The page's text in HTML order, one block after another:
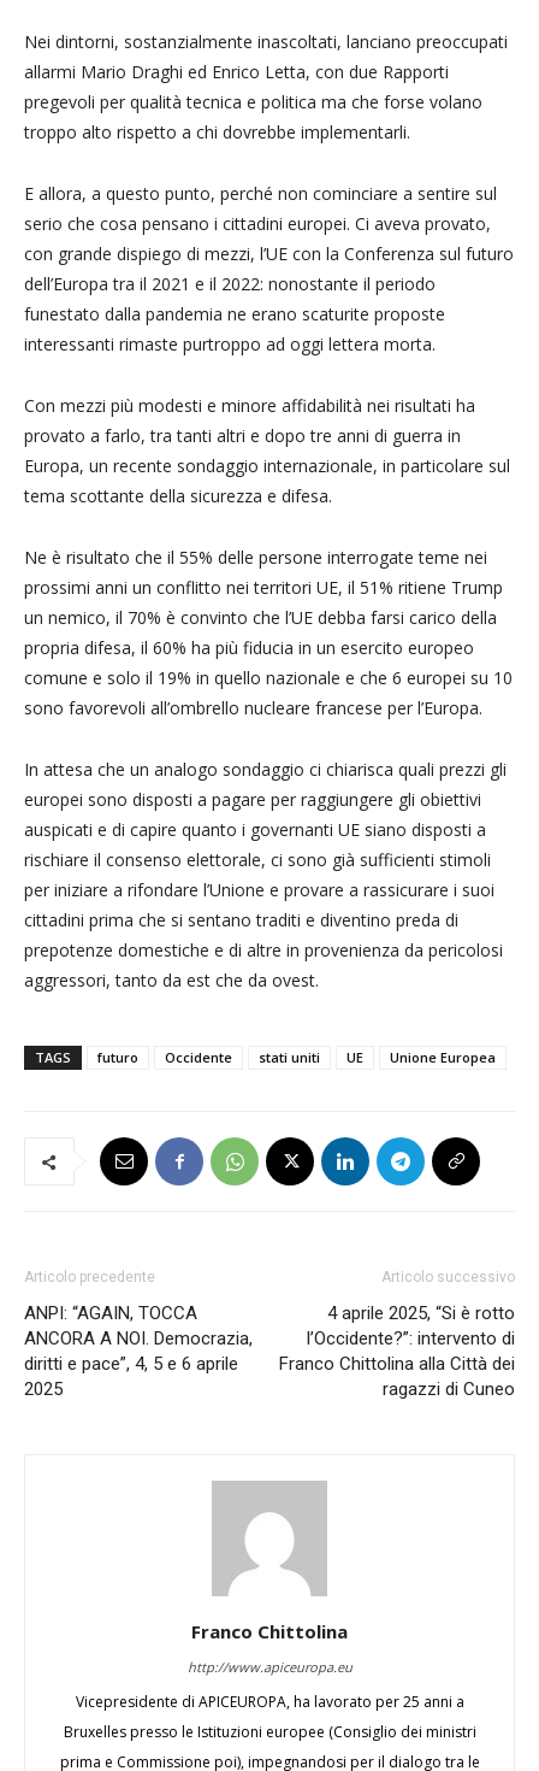
Nei dintorni, sostanzialmente inascoltati, lanciano preoccupati
allarmi Mario Draghi ed Enrico Letta, con due Rapporti
pregevoli per qualità tecnica e politica ma che forse volano
troppo alto rispetto a chi dovrebbe implementarli.
E allora, a questo punto, perché non cominciare a sentire sul
serio che cosa pensano i cittadini europei. Ci aveva provato,
con grande dispiego di mezzi, l’UE con la Conferenza sul futuro
dell’Europa tra il 2021 e il 2022: nonostante il periodo
funestato dalla pandemia ne erano scaturite proposte
interessanti rimaste purtroppo ad oggi lettera morta.
Con mezzi più modesti e minore affidabilità nei risultati ha
provato a farlo, tra tanti altri e dopo tre anni di guerra in
Europa, un recente sondaggio internazionale, in particolare sul
tema scottante della sicurezza e difesa.
Ne è risultato che il 55% delle persone interrogate teme nei
prossimi anni un conflitto nei territori UE, il 51% ritiene Trump
un nemico, il 70% è convinto che l’UE debba farsi carico della
propria difesa, il 60% ha più fiducia in un esercito europeo
comune e solo il 19% in quello nazionale e che 6 europei su 10
sono favorevoli all’ombrello nucleare francese per l’Europa.
In attesa che un analogo sondaggio ci chiarisca quali prezzi gli
europei sono disposti a pagare per raggiungere gli obiettivi
auspicati e di capire quanto i governanti UE siano disposti a
rischiare il consenso elettorale, ci sono già sufficienti stimoli
per iniziare a rifondare l’Unione e provare a rassicurare i suoi
cittadini prima che si sentano traditi e diventino preda di
prepotenze domestiche e di altre in provenienza da pericolosi
aggressori, tanto da est che da ovest.
TAGS futuro Occidente stati uniti UE Unione Europea
Articolo precedente
ANPI: “AGAIN, TOCCA
ANCORA A NOI. Democrazia,
diritti e pace”, 4, 5 e 6 aprile
2025
Articolo successivo
4 aprile 2025, “Si è rotto
l’Occidente?”: intervento di
Franco Chittolina alla Città dei
ragazzi di Cuneo
Franco Chittolina
http://www.apiceuropa.eu
Vicepresidente di APICEUROPA, ha lavorato per 25 anni a
Bruxelles presso le Istituzioni europee (Consiglio dei ministri
prima e Commissione poi), impegnandosi per il dialogo tra le